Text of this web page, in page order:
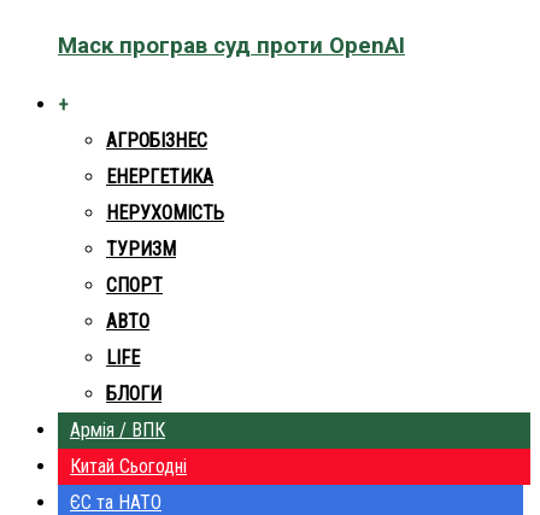
Маск програв суд проти OpenAI
+
АГРОБІЗНЕС
ЕНЕРГЕТИКА
НЕРУХОМІСТЬ
ТУРИЗМ
СПОРТ
АВТО
LIFE
БЛОГИ
Армія / ВПК
Китай Сьогодні
ЄС та НАТО